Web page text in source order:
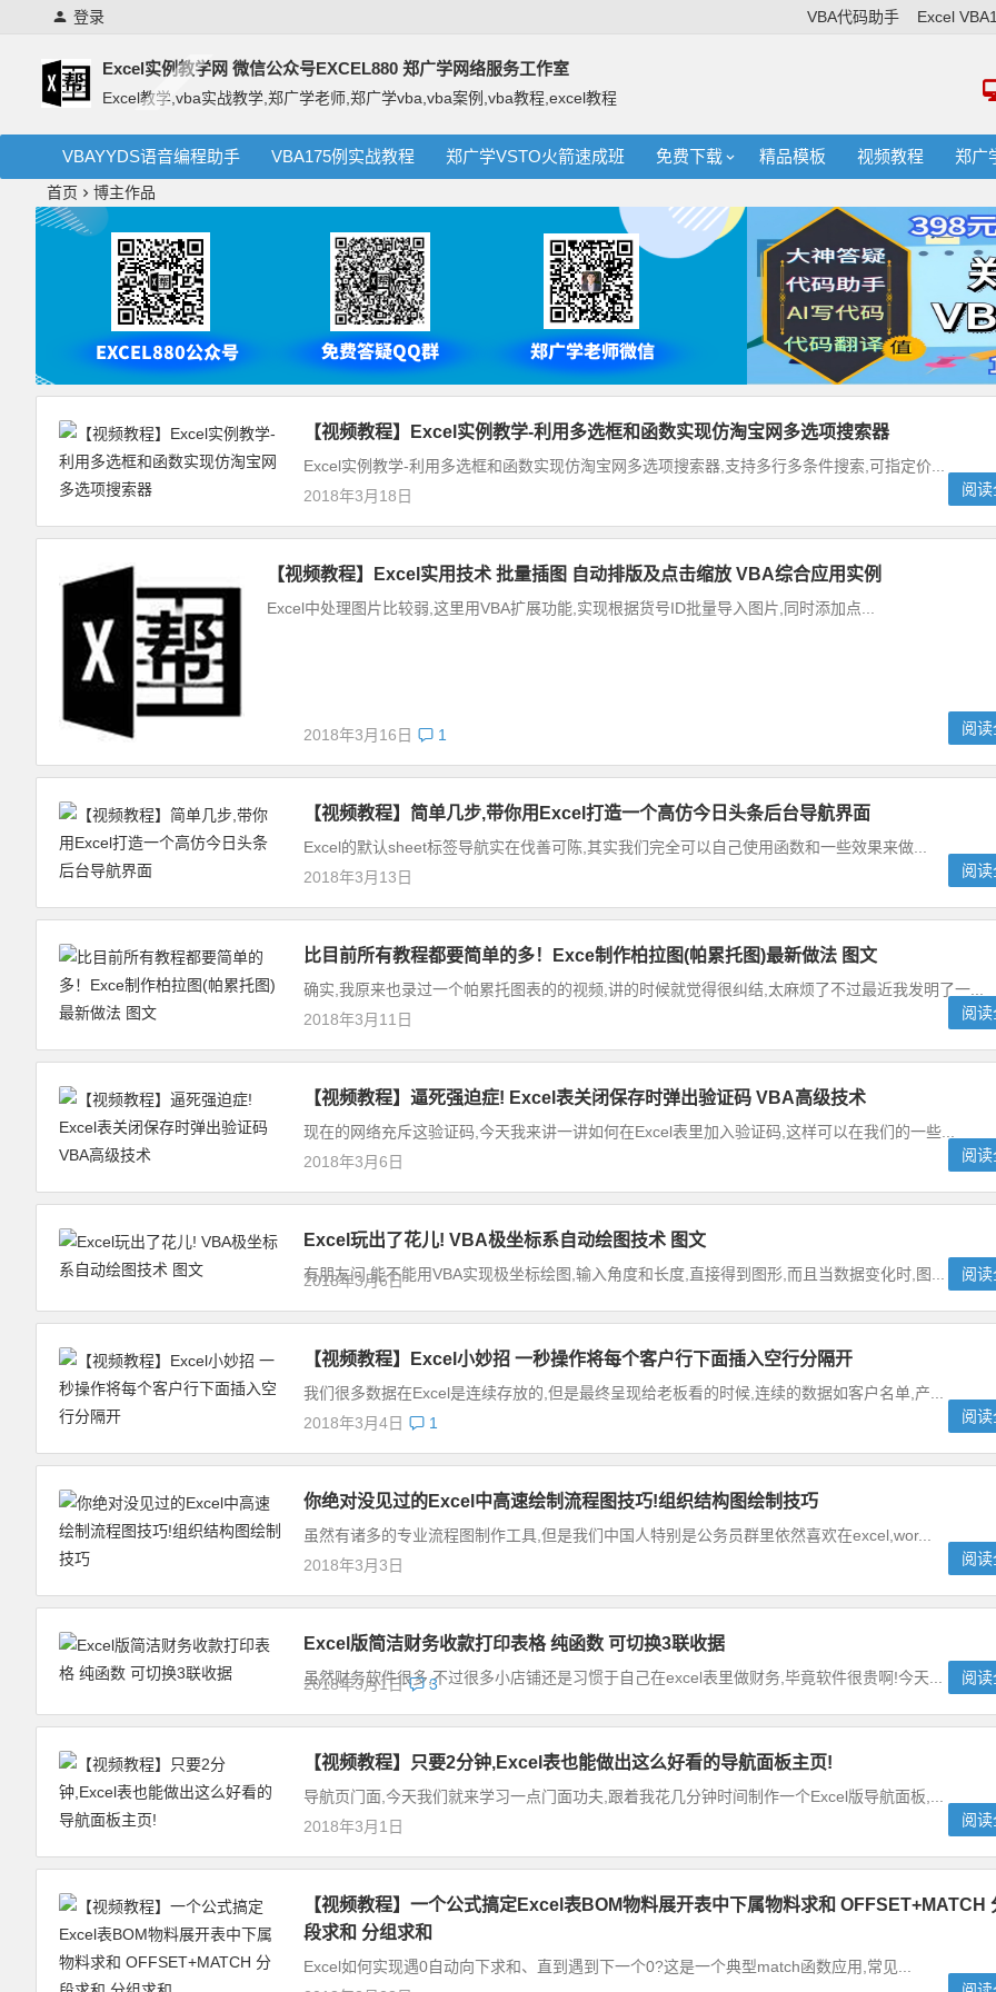
登录 VBA代码助手 Excel
Excel实例教学网 微信公众号EXCEL880 郑广学网络服务工作室
Excel教学,vba实战教学,郑广学老师,郑广学vba,vba案例,vba教程,excel教程
VBAYYDS语音编程助手 VBA175例实战教程 郑广学VSTO火箭速成班 免费下载 精品模板 视频教程 郑广
首页 博主作品
【视频教程】Excel实例教学-利用多选框和函数实现仿淘宝网多选项搜索器
Excel实例教学-利用多选框和函数实现仿淘宝网多选项搜索器,支持多行多条件搜索,可指定价...
2018年3月18日
阅
【视频教程】Excel实用技术 批量插图 自动排版及点击缩放 VBA综合应用实例
Excel中处理图片比较弱,这里用VBA扩展功能,实现根据货号ID批量导入图片,同时添加点...
2018年3月16日 1 阅
【视频教程】简单几步,带你用Excel打造一个高仿今日头条后台导航界面
Excel的默认sheet标签导航实在伐善可陈,其实我们完全可以自己使用函数和一些效果来做...
2018年3月13日
阅
比目前所有教程都要简单的多！Exce制作柏拉图(帕累托图)最新做法 图文
确实,我原来也录过一个帕累托图表的的视频,讲的时候就觉得很纠结,太麻烦了不过最近我发明了一...
2018年3月11日
阅
【视频教程】逼死强迫症! Excel表关闭保存时弹出验证码 VBA高级技术
现在的网络充斥这验证码,今天我来讲一讲如何在Excel表里加入验证码,这样可以在我们的一些...
2018年3月6日
阅
Excel玩出了花儿! VBA极坐标系自动绘图技术 图文
有朋友问,能不能用VBA实现极坐标绘图,输入角度和长度,直接得到图形,而且当数据变化时,图...
2018年3月6日 阅
【视频教程】Excel小妙招 一秒操作将每个客户行下面插入空行分隔开
我们很多数据在Excel是连续存放的,但是最终呈现给老板看的时候,连续的数据如客户名单,产...
2018年3月4日
1 阅
你绝对没见过的Excel中高速绘制流程图技巧!组织结构图绘制技巧
虽然有诸多的专业流程图制作工具,但是我们中国人特别是公务员群里依然喜欢在excel,wor...
2018年3月3日
阅
Excel版简洁财务收款打印表格 纯函数 可切换3联收据
虽然财务软件很多,不过很多小店铺还是习惯于自己在excel表里做财务,毕竟软件很贵啊!今天...
2018年3月1日 3 阅
【视频教程】只要2分钟,Excel表也能做出这么好看的导航面板主页!
导航页门面,今天我们就来学习一点门面功夫,跟着我花几分钟时间制作一个Excel版导航面板,...
2018年3月1日
阅
【视频教程】一个公式搞定Excel表BOM物料展开表中下属物料求和 OFFSET+MATCH
段求和 分组求和
Excel如何实现遇0自动向下求和、直到遇到下一个0?这是一个典型match函数应用,常见...